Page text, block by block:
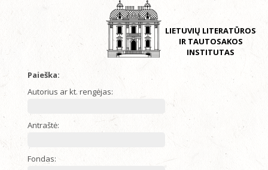
LIETUVIŲ LITERATŪROS
IR TAUTOSAKOS
INSTITUTAS
Paieška:
Autorius ar kt. rengėjas:
Antraštė:
Fondas: